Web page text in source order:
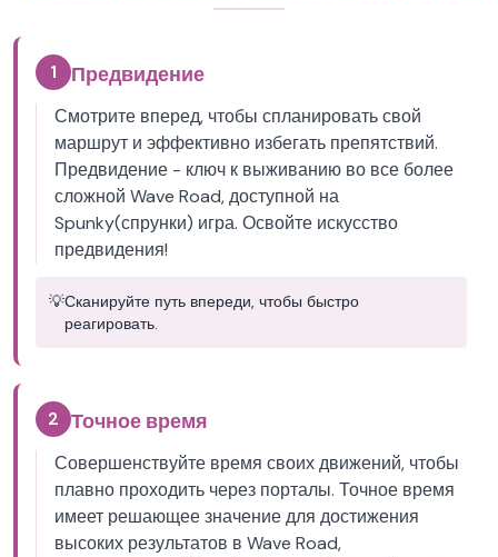
1 Предвидение
Смотрите вперед, чтобы спланировать свой
маршрут и эффективно избегать препятствий.
Предвидение - ключ к выживанию во все более
сложной Wave Road, доступной на
Spunky(спрунки) игра. Освойте искусство
предвидения!
💡Сканируйте путь впереди, чтобы быстро
реагировать.
2 Точное время
Совершенствуйте время своих движений, чтобы
плавно проходить через порталы. Точное время
имеет решающее значение для достижения
высоких результатов в Wave Road,